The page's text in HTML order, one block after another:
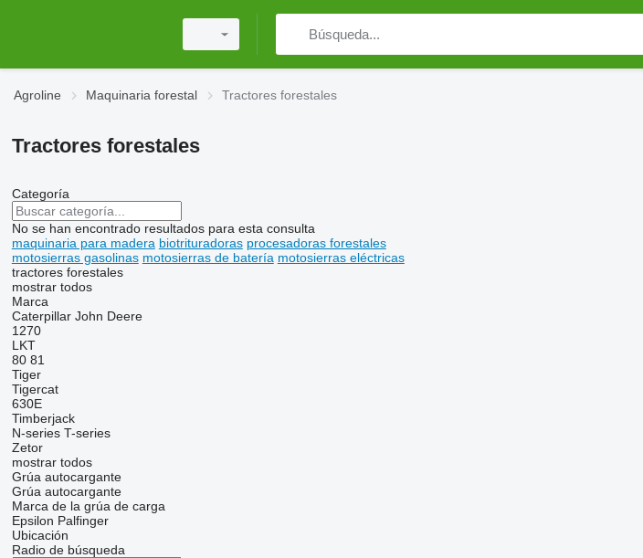
Agroline Maquinaria forestal Tractores forestales
Tractores forestales
Categoría
No se han encontrado resultados para esta consulta
maquinaria para madera biotrituradoras procesadoras forestales
motosierras gasolinas motosierras de batería motosierras eléctricas
tractores forestales
mostrar todos
Marca
Caterpillar John Deere
1270
LKT
80 81
Tiger
Tigercat
630E
Timberjack
N-series T-series
Zetor
mostrar todos
Grúa autocargante
Grúa autocargante
Marca de la grúa de carga
Epsilon Palfinger
Ubicación
Radio de búsqueda